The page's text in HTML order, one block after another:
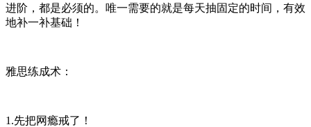
进阶，都是必须的。唯一需要的就是每天抽固定的时间，有效
地补一补基础！
雅思练成术：
1.先把网瘾戒了！